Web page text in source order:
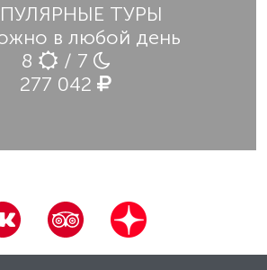
ТУРЫ
в любой день
8
/ 7
277 042